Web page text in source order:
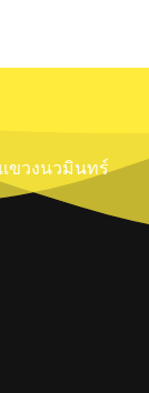
แขวงนวมินทร์